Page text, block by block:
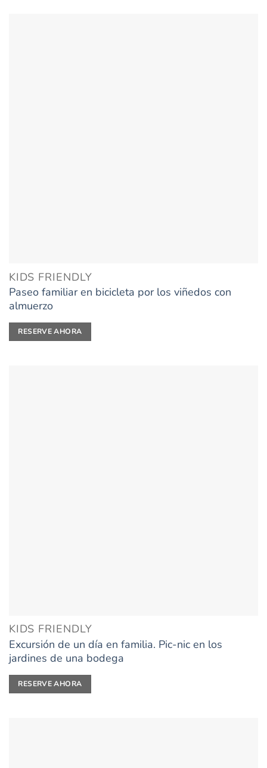
KIDS FRIENDLY
Paseo familiar en bicicleta por los viñedos con
almuerzo
RESERVE AHORA
KIDS FRIENDLY
Excursión de un día en familia. Pic-nic en los
jardines de una bodega
RESERVE AHORA